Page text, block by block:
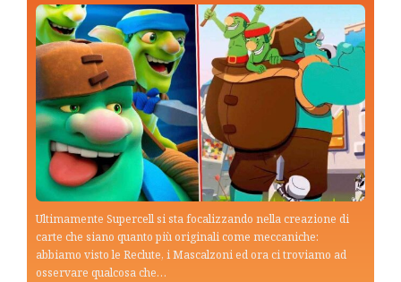
Ultimamente Supercell si sta focalizzando nella creazione di
carte che siano quanto più originali come meccaniche:
abbiamo visto le Reclute, i Mascalzoni ed ora ci troviamo ad
osservare qualcosa che…